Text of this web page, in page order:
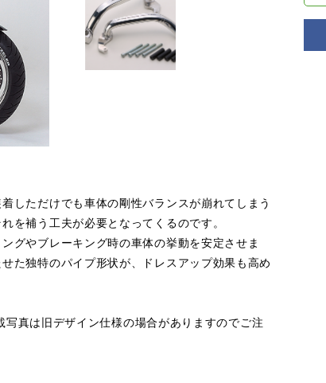
しただけでも車体の剛性バランスが崩れてしまう
を補う工夫が必要となってくるのです。
グやブレーキング時の車体の挙動を安定させま
た独特のパイプ形状が、ドレスアップ効果も高め
真は旧デザイン仕様の場合がありますのでご注